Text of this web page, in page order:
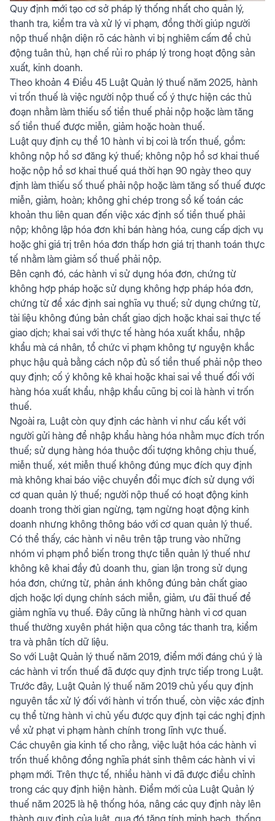
Quy định mới tạo cơ sở pháp lý thống nhất cho quản lý,
thanh tra, kiểm tra và xử lý vi phạm, đồng thời giúp người
nộp thuế nhận diện rõ các hành vi bị nghiêm cấm để chủ
động tuân thủ, hạn chế rủi ro pháp lý trong hoạt động sản
xuất, kinh doanh.
Theo khoản 4 Điều 45 Luật Quản lý thuế năm 2025, hành
vi trốn thuế là việc người nộp thuế cố ý thực hiện các thủ
đoạn nhằm làm thiếu số tiền thuế phải nộp hoặc làm tăng
số tiền thuế được miễn, giảm hoặc hoàn thuế.
Luật quy định cụ thể 10 hành vi bị coi là trốn thuế, gồm:
không nộp hồ sơ đăng ký thuế; không nộp hồ sơ khai thuế
hoặc nộp hồ sơ khai thuế quá thời hạn 90 ngày theo quy
định làm thiếu số thuế phải nộp hoặc làm tăng số thuế được
miễn, giảm, hoàn; không ghi chép trong sổ kế toán các
khoản thu liên quan đến việc xác định số tiền thuế phải
nộp; không lập hóa đơn khi bán hàng hóa, cung cấp dịch vụ
hoặc ghi giá trị trên hóa đơn thấp hơn giá trị thanh toán thực
tế nhằm làm giảm số thuế phải nộp.
Bên cạnh đó, các hành vi sử dụng hóa đơn, chứng từ
không hợp pháp hoặc sử dụng không hợp pháp hóa đơn,
chứng từ để xác định sai nghĩa vụ thuế; sử dụng chứng từ,
tài liệu không đúng bản chất giao dịch hoặc khai sai thực tế
giao dịch; khai sai với thực tế hàng hóa xuất khẩu, nhập
khẩu mà cá nhân, tổ chức vi phạm không tự nguyện khắc
phục hậu quả bằng cách nộp đủ số tiền thuế phải nộp theo
quy định; cố ý không kê khai hoặc khai sai về thuế đối với
hàng hóa xuất khẩu, nhập khẩu cũng bị coi là hành vi trốn
thuế.
Ngoài ra, Luật còn quy định các hành vi như cấu kết với
người gửi hàng để nhập khẩu hàng hóa nhằm mục đích trốn
thuế; sử dụng hàng hóa thuộc đối tượng không chịu thuế,
miễn thuế, xét miễn thuế không đúng mục đích quy định
mà không khai báo việc chuyển đổi mục đích sử dụng với
cơ quan quản lý thuế; người nộp thuế có hoạt động kinh
doanh trong thời gian ngừng, tạm ngừng hoạt động kinh
doanh nhưng không thông báo với cơ quan quản lý thuế.
Có thể thấy, các hành vi nêu trên tập trung vào những
nhóm vi phạm phổ biến trong thực tiễn quản lý thuế như
không kê khai đầy đủ doanh thu, gian lận trong sử dụng
hóa đơn, chứng từ, phản ánh không đúng bản chất giao
dịch hoặc lợi dụng chính sách miễn, giảm, ưu đãi thuế để
giảm nghĩa vụ thuế. Đây cũng là những hành vi cơ quan
thuế thường xuyên phát hiện qua công tác thanh tra, kiểm
tra và phân tích dữ liệu.
So với Luật Quản lý thuế năm 2019, điểm mới đáng chú ý là
các hành vi trốn thuế đã được quy định trực tiếp trong Luật.
Trước đây, Luật Quản lý thuế năm 2019 chủ yếu quy định
nguyên tắc xử lý đối với hành vi trốn thuế, còn việc xác định
cụ thể từng hành vi chủ yếu được quy định tại các nghị định
về xử phạt vi phạm hành chính trong lĩnh vực thuế.
Các chuyên gia kinh tế cho rằng, việc luật hóa các hành vi
trốn thuế không đồng nghĩa phát sinh thêm các hành vi vi
phạm mới. Trên thực tế, nhiều hành vi đã được điều chỉnh
trong các quy định hiện hành. Điểm mới của Luật Quản lý
thuế năm 2025 là hệ thống hóa, nâng các quy định này lên
thành quy định của luật, qua đó tăng tính minh bạch, thống